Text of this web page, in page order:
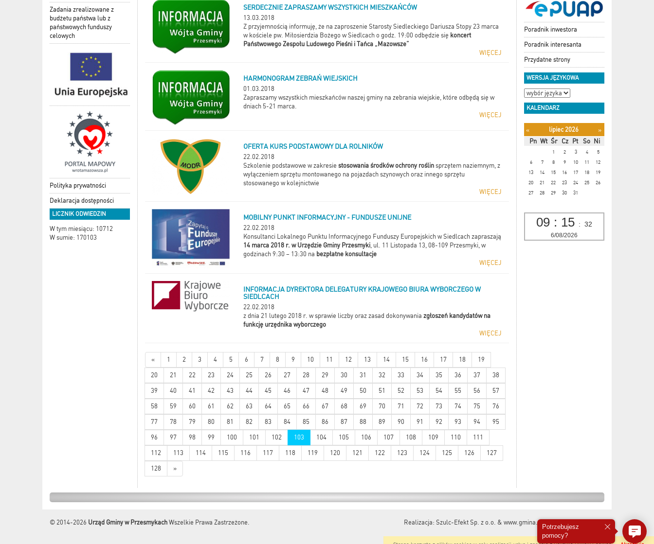
Zadania zrealizowane z
budżetu państwa lub z
państwowych funduszy
celowych
Polityka prywatności
Deklaracja dostępności
LICZNIK ODWIEDZIN
W tym miesiącu: 10712
W sumie: 170103
SERDECZNIE ZAPRASZAMY WSZYSTKICH MIESZKAŃCÓW
13.03.2018
Z przyjemnością informuję, że na zaproszenie Starosty Siedleckiego Dariusza Stopy 23 marca
w kościele pw. Miłosierdzia Bożego w Siedlcach o godz. 19:00 odbędzie się koncert
Państwowego Zespołu Ludowego Pieśni i Tańca „Mazowsze”
WIĘCEJ
HARMONOGRAM ZEBRAŃ WIEJSKICH
01.03.2018
Zapraszamy wszystkich mieszkańców naszej gminy na zebrania wiejskie, które odbędą się w
dniach 5-21 marca.
WIĘCEJ
OFERTA KURS PODSTAWOWY DLA ROLNIKÓW
22.02.2018
Szkolenie podstawowe w zakresie stosowania środków ochrony roślin sprzętem naziemnym, z
wyłączeniem sprzętu montowanego na pojazdach szynowych oraz innego sprzętu
stosowanego w kolejnictwie
WIĘCEJ
MOBILNY PUNKT INFORMACYJNY - FUNDUSZE UNIJNE
22.02.2018
Konsultanci Lokalnego Punktu Informacyjnego Funduszy Europejskich w Siedlcach zapraszają
14 marca 2018 r. w Urzędzie Gminy Przesmyki, ul. 11 Listopada 13, 08-109 Przesmyki, w
godzinach 9:30 – 13:30 na bezpłatne konsultacje
WIĘCEJ
INFORMACJA DYREKTORA DELEGATURY KRAJOWEGO BIURA WYBORCZEGO W
SIEDLCACH
22.02.2018
z dnia 21 lutego 2018 r. w sprawie liczby oraz zasad dokonywania zgłoszeń kandydatów na
funkcję urzędnika wyborczego
WIĘCEJ
« 1 2 3 4 5 6 7 8 9 10 11 12 13 14 15 16 17 18 19
20 21 22 23 24 25 26 27 28 29 30 31 32 33 34 35 36 37 38
39 40 41 42 43 44 45 46 47 48 49 50 51 52 53 54 55 56 57
58 59 60 61 62 63 64 65 66 67 68 69 70 71 72 73 74 75 76
77 78 79 80 81 82 83 84 85 86 87 88 89 90 91 92 93 94 95
96 97 98 99 100 101 102 103 104 105 106 107 108 109 110 111
112 113 114 115 116 117 118 119 120 121 122 123 124 125 126 127
128 »
Poradnik inwestora
Poradnik interesanta
Przydatne strony
WERSJA JĘZYKOWA
KALENDARZ
« lipiec 2026
»
Pn Wt Śr Cz Pt So Ni
1 2 3 4
5
6
7 8 9 10 11
12
13
14 15 16 17 18
19
20
21 22 23 24 25
26
27
28 29 30 31
09 : 15 : 33
6/08/2026
© 2014-2026 Urząd Gminy w Przesmykach Wszelkie Prawa Zastrzeżone. Realizacja: Szulc-Efekt Sp. z o.o. & www.gmina.pl& Marcom Interactive
Potrzebujesz
pomocy?